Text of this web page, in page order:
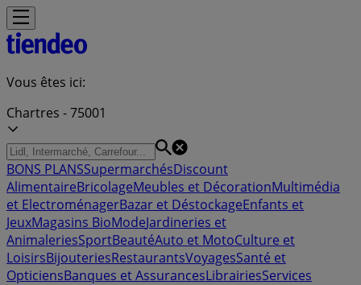
Vous êtes ici:
Chartres - 75001
BONS PLANSSupermarchésDiscount
AlimentaireBricolageMeubles et DécorationMultimédia
et ElectroménagerBazar et DéstockageEnfants et
JeuxMagasins BioModeJardineries et
AnimaleriesSportBeautéAuto et MotoCulture et
LoisirsBijouteriesRestaurantsVoyagesSanté et
OpticiensBanques et AssurancesLibrairiesServices